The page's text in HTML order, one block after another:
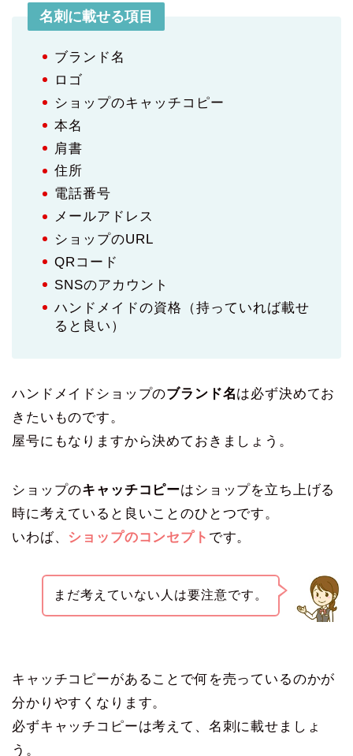
名刺に載せる項目
ブランド名
ロゴ
ショップのキャッチコピー
本名
肩書
住所
電話番号
メールアドレス
ショップのURL
QRコード
SNSのアカウント
ハンドメイドの資格（持っていれば載せ
ると良い）
ハンドメイドショップのブランド名は必ず決めてお
きたいものです。
屋号にもなりますから決めておきましょう。
ショップのキャッチコピーはショップを立ち上げる
時に考えていると良いことのひとつです。
いわば、 ショップのコンセプト です。
まだ考えていない人は要注意です。
キャッチコピーがあることで何を売っているのかが
分かりやすくなります。
必ずキャッチコピーは考えて、名刺に載せましょ
う。